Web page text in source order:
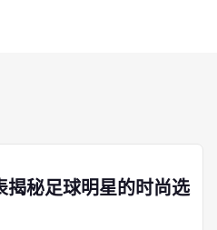
揭秘足球明星的时尚选